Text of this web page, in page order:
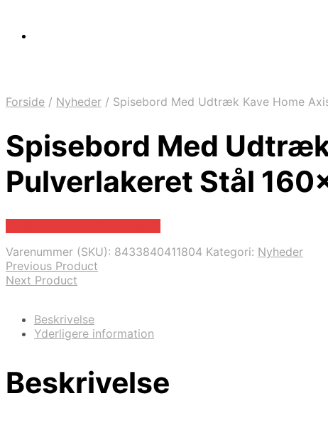
Forside / Nyheder / Spisebord Med Udtræk Kave Home
Spisebord Med
Pulverlakeret Stål
Varenummer (SKU): 8433840411804 Kategori: Nyheder
Previous Product
Next Product
Beskrivelse
Yderligere information
Beskrivelse